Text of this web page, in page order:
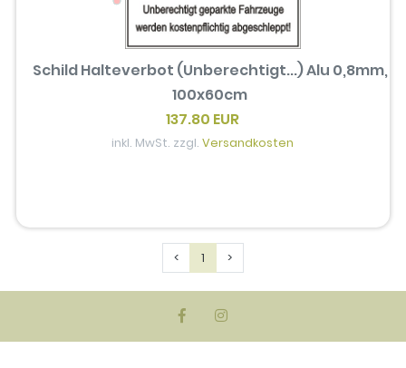
Schild Halteverbot (Unberechtigt...) Alu 0,8mm,
100x60cm
137.80 EUR
inkl. MwSt. zzgl.Versandkosten
<Previous
1 >Next